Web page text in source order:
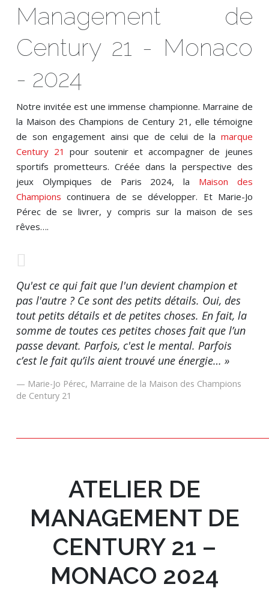
Management de
Century 21 - Monaco
- 2024
Notre invitée est une immense championne. Marraine de
la Maison des Champions de Century 21, elle témoigne
de son engagement ainsi que de celui de la marque
Century 21 pour soutenir et accompagner de jeunes
sportifs prometteurs. Créée dans la perspective des
jeux Olympiques de Paris 2024, la Maison des
Champions continuera de se développer. Et Marie-Jo
Pérec de se livrer, y compris sur la maison de ses
rêves….
Qu'est ce qui fait que l'un devient champion et
pas l'autre ? Ce sont des petits détails. Oui, des
tout petits détails et de petites choses. En fait, la
somme de toutes ces petites choses fait que l’un
passe devant. Parfois, c'est le mental. Parfois
c’est le fait qu’ils aient trouvé une énergie… »
Marie-Jo Pérec, Marraine de la Maison des Champions
de Century 21
ATELIER DE
MANAGEMENT DE
CENTURY 21 –
MONACO 2024